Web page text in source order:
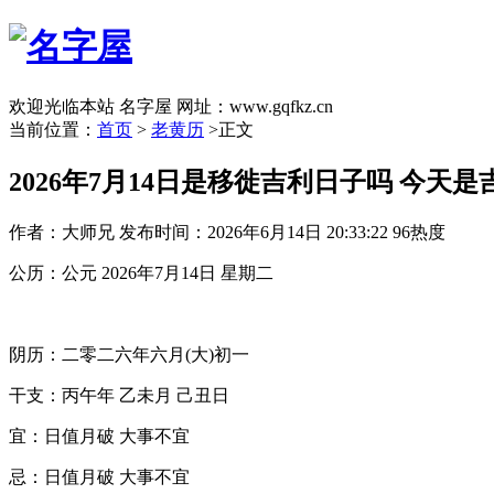
欢迎光临本站 名字屋 网址：www.gqfkz.cn
当前位置： 首页 > 老黄历 >正文
2026年7月14日是移徙吉利日子吗 今天是
作者：大师兄 发布时间：2026年6月14日 20:33:22 96热度
公历：公元 2026年7月14日 星期二
阴历：二零二六年六月(大)初一
干支：丙午年 乙未月 己丑日
宜：日值月破 大事不宜
忌：日值月破 大事不宜